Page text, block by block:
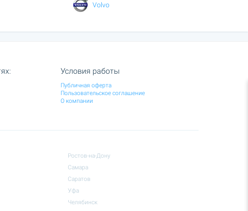
Volvo
Условия работы
Публичная оферта
Пользовательское соглашение
О компании
Ростов-на-Дону
Самара
Саратов
Уфа
Челябинск